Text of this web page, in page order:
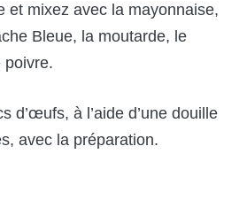
et mixez avec la mayonnaise,
Bleue, la moutarde, le
poivre.
d’œufs, à l’aide d’une douille
avec la préparation.